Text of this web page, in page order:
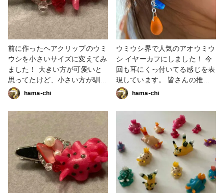
前に作ったヘアクリップのウミ
ウシを小さいサイズに変えてみ
ました！ 大きい方が可愛いと
思ってたけど、小さい方が馴染
んでバランスが良い気がしまし
た アクセサリーは難しいです
ね(´・ω・｀) #アクセサリー部
#アクセサリー #粘土 #ウミウ
hama-chi
ウミウシ界で人気のアオウミウ
シ イヤーカフにしました！ 今
回も耳にくっ付いてる感じを表
現しています。 皆さんの推し
ウミウシがあれば教えてほしい
です♪ #アクセサリー部 #アク
セサリー #粘土 #ウミウシ
hama-chi